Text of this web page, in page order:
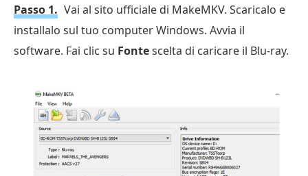
Passo 1. Vai al sito ufficiale di MakeMKV. Scaricalo e
installalo sul tuo computer Windows. Avvia il
software. Fai clic su Fontescelta di caricare il Blu-ray.